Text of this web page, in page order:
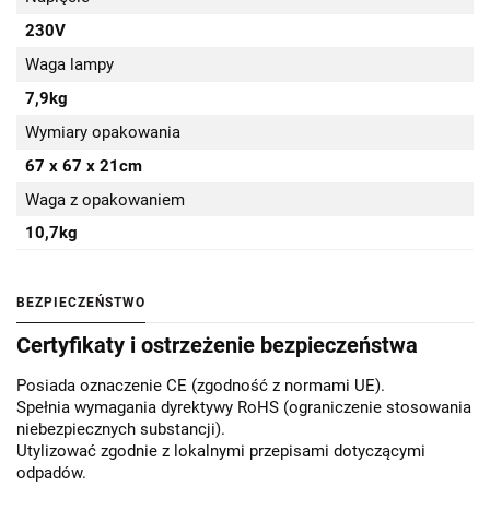
230V
Waga lampy
7,9kg
Wymiary opakowania
67 x 67 x 21cm
Waga z opakowaniem
10,7kg
BEZPIECZEŃSTWO
Certyfikaty i ostrzeżenie bezpieczeństwa
Posiada oznaczenie CE (zgodność z normami UE).
Spełnia wymagania dyrektywy RoHS (ograniczenie stosowania
niebezpiecznych substancji).
Utylizować zgodnie z lokalnymi przepisami dotyczącymi
odpadów.